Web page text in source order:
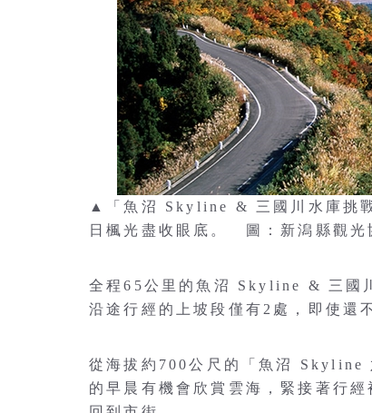
▲「魚沼 Skyline & 三國川水庫挑
日楓光盡收眼底。 圖：新潟縣觀光
全程65公里的魚沼 Skyline & 三國
沿途行經的上坡段僅有2處，即使還
從海拔約700公尺的「魚沼 Skyline
的早晨有機會欣賞雲海，緊接著行